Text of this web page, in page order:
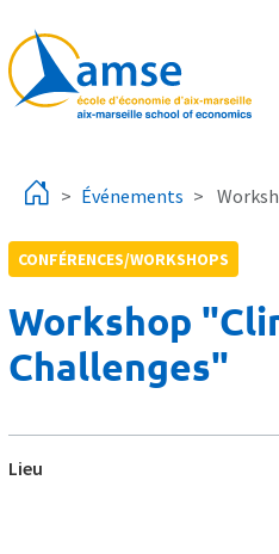
Événements
CONFÉRENCES/WORKSHOPS
Workshop
Challenges"
Lieu